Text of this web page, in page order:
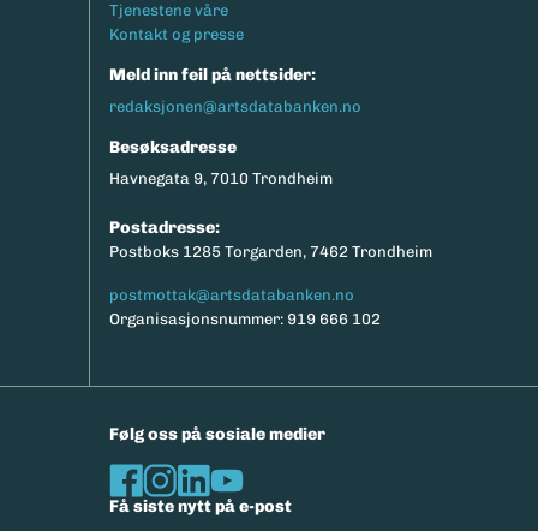
Tjenestene våre
Kontakt og presse
Meld inn feil på nettsider:
redaksjonen@artsdatabanken.no
Besøksadresse
Havnegata 9, 7010 Trondheim
Postadresse:
Postboks 1285 Torgarden, 7462 Trondheim
postmottak@artsdatabanken.no
Organisasjonsnummer: 919 666 102
Følg oss på sosiale medier
Få siste nytt på e-post